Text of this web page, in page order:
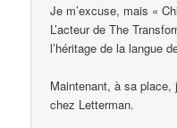
Je m’excuse, mais «
L’acteur de The
l’héritage de la langue
Maintenant, à sa place,
chez Letterman.